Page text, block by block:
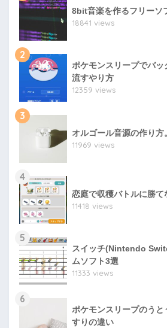
8bit音楽を作るフリーソ
18841 views
2
ポケモンスリープでバ
流すやり方
12359 views
3
オルゴール音源の作り方
11969 views
4
恋庭で収穫バトルに勝て
11418 views
5
スイッチ(Nintendo
ムソフト3選
11333 views
6
ポケモンスリープのう
すりの違い